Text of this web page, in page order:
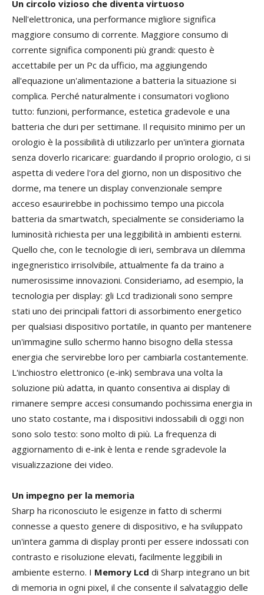
Un circolo vizioso che diventa virtuoso
Nell'elettronica, una performance migliore significa
maggiore consumo di corrente. Maggiore consumo di
corrente significa componenti più grandi: questo è
accettabile per un Pc da ufficio, ma aggiungendo
all'equazione un'alimentazione a batteria la situazione si
complica. Perché naturalmente i consumatori vogliono
tutto: funzioni, performance, estetica gradevole e una
batteria che duri per settimane. Il requisito minimo per un
orologio è la possibilità di utilizzarlo per un'intera giornata
senza doverlo ricaricare: guardando il proprio orologio, ci si
aspetta di vedere l'ora del giorno, non un dispositivo che
dorme, ma tenere un display convenzionale sempre
acceso esaurirebbe in pochissimo tempo una piccola
batteria da smartwatch, specialmente se consideriamo la
luminosità richiesta per una leggibilità in ambienti esterni.
Quello che, con le tecnologie di ieri, sembrava un dilemma
ingegneristico irrisolvibile, attualmente fa da traino a
numerosissime innovazioni. Consideriamo, ad esempio, la
tecnologia per display: gli Lcd tradizionali sono sempre
stati uno dei principali fattori di assorbimento energetico
per qualsiasi dispositivo portatile, in quanto per mantenere
un'immagine sullo schermo hanno bisogno della stessa
energia che servirebbe loro per cambiarla costantemente.
L'inchiostro elettronico (e-ink) sembrava una volta la
soluzione più adatta, in quanto consentiva ai display di
rimanere sempre accesi consumando pochissima energia in
uno stato costante, ma i dispositivi indossabili di oggi non
sono solo testo: sono molto di più. La frequenza di
aggiornamento di e-ink è lenta e rende sgradevole la
visualizzazione dei video.
Un impegno per la memoria
Sharp ha riconosciuto le esigenze in fatto di schermi
connesse a questo genere di dispositivo, e ha sviluppato
un'intera gamma di display pronti per essere indossati con
contrasto e risoluzione elevati, facilmente leggibili in
ambiente esterno. I Memory Lcd di Sharp integrano un bit
di memoria in ogni pixel, il che consente il salvataggio delle